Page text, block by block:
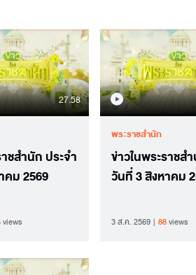
27.58
ชสำนัก ประจำ
คม 2569
views
พระราชสำนัก
ข่าวในพระราชส
วันที่ 3 สิงหาคม
3 ส.ค. 2569 88views